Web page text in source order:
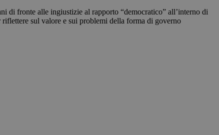
di fronte alle ingiustizie al rapporto “democratico” all’interno di
sul valore e sui problemi della forma di governo